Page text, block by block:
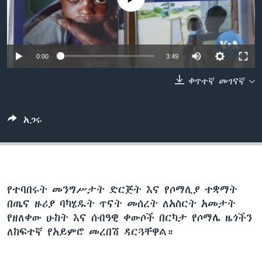
ቋንቋዎች
0:00 3:49
ቀጥተኛ መገናኛ
አጋሩ
የተባበሩት መንግሥታት ድርጅት እና የሶማሊያ ተቋማት
በጤና ዙሪያ ባካሄዱት ጥናት መሰረት ለአስርት አመታት
የዘለቀው ሁከት እና ሰብዓዊ ቀውሶች በርካታ የሶማሌ ዜጎችን
ለከፍተኛ የአይምሮ መረበሽ ዳርጓቸዋል።